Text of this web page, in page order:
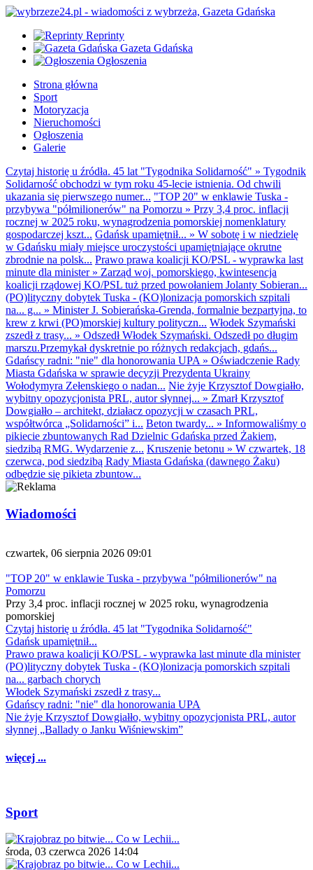
Reprinty
Gazeta Gdańska
Ogłoszenia
Strona główna
Sport
Motoryzacja
Nieruchomości
Ogłoszenia
Galerie
Czytaj historię u źródła. 45 lat "Tygodnika Solidarność" » Tygodnik
Solidarność obchodzi w tym roku 45-lecie istnienia. Od chwili
ukazania się pierwszego numer... "TOP 20" w enklawie Tuska -
przybywa "półmilionerów" na Pomorzu » Przy 3,4 proc. inflacji
rocznej w 2025 roku, wynagrodzenia pomorskiej nomenklatury
gospodarczej kszt... Gdańsk upamiętnił... » W sobotę i w niedzielę
w Gdańsku miały miejsce uroczystości upamiętniające okrutne
zbrodnie na polsk... Prawo prawa koalicji KO/PSL - wyprawka last
minute dla minister» Zarząd woj. pomorskiego, kwintesencja
koalicji rządowej KO/PSL tuż przed powołaniem Jolanty Sobieran...
(PO)lityczny dobytek Tuska - (KO)lonizacja pomorskich szpitali
na... g... » Minister J. Sobierańska-Grenda, formalnie bezpartyjna, to
krew z krwi (PO)morskiej kultury polityczn... Włodek Szymański
zszedł z trasy... » Odszedł Włodek Szymański. Odszedł po długim
marszu.Przemykał dyskretnie po różnych redakcjach, gdańs...
Gdańscy radni: "nie" dla honorowania UPA » Oświadczenie Rady
Miasta Gdańska w sprawie decyzji Prezydenta Ukrainy
Wołodymyra Zełenskiego o nadan... Nie żyje Krzysztof Dowgiałło,
wybitny opozycjonista PRL, autor słynnej... » Zmarł Krzysztof
Dowgiałło – architekt, działacz opozycji w czasach PRL,
współtwórca „Solidarności” i... Beton twardy... » Informowaliśmy o
pikiecie zbuntowanych Rad Dzielnic Gdańska przed Żakiem,
siedzibą RMG. Wydarzenie z... Kruszenie betonu » W czwartek, 18
czerwca, pod siedzibą Rady Miasta Gdańska (dawnego Żaku)
odbędzie się pikieta zbuntow...
Wiadomości
czwartek, 06 sierpnia 2026 09:01
"TOP 20" w enklawie Tuska - przybywa "półmilionerów" na
Pomorzu
Przy 3,4 proc. inflacji rocznej w 2025 roku, wynagrodzenia
pomorskiej
Czytaj historię u źródła. 45 lat "Tygodnika Solidarność"
Gdańsk upamiętnił...
Prawo prawa koalicji KO/PSL - wyprawka last minute dla minister
(PO)lityczny dobytek Tuska - (KO)lonizacja pomorskich szpitali
na... garbach chorych
Włodek Szymański zszedł z trasy...
Gdańscy radni: "nie" dla honorowania UPA
Nie żyje Krzysztof Dowgiałło, wybitny opozycjonista PRL, autor
słynnej „Ballady o Janku Wiśniewskim”
więcej ...
Sport
środa, 03 czerwca 2026 14:04